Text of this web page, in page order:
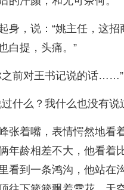
身，说：“姚主任，这招
白提，头痛。”
之前对王书记说的话……”
过什么？我什么也没有说
张着嘴，表情愕然地看
年龄相差不大，他看着
看到一条鸿沟，他站在